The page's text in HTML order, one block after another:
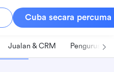
Cuba secara percuma
Jualan & CRM Pengurusan